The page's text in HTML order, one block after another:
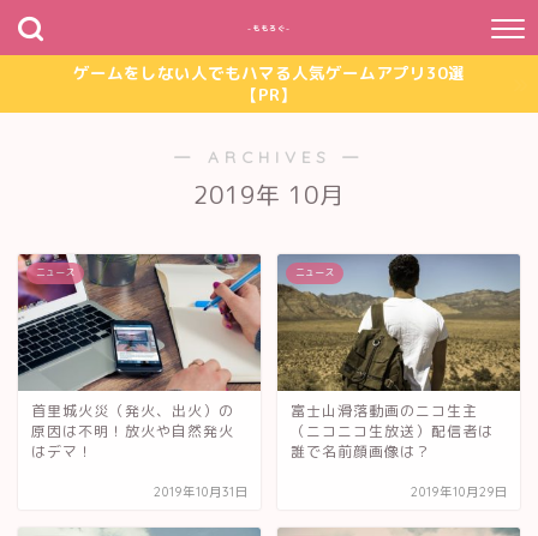
~ももろぐ~
ゲームをしない人でもハマる人気ゲームアプリ30選
【PR】
― ARCHIVES ―
2019年 10月
ニュース
首里城火災（発火、出火）の
原因は不明！放火や自然発火
はデマ！
2019年10月31日
ニュース
富士山滑落動画のニコ生主
（ニコニコ生放送）配信者は
誰で名前顔画像は？
2019年10月29日